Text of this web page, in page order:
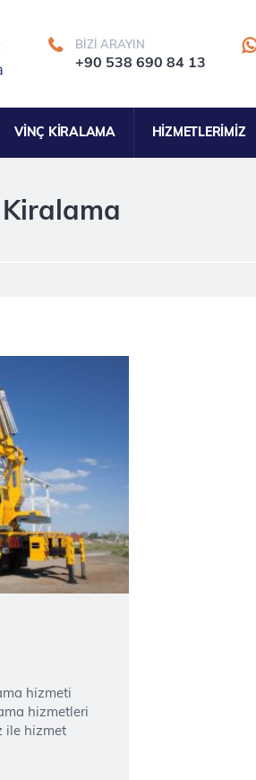
BIZI ARAYIN
+90 538 690 84 13
VINÇ KIRALAMA HIZMETLERIMIZ
hizmeti
hizmetleri
ile hizmet